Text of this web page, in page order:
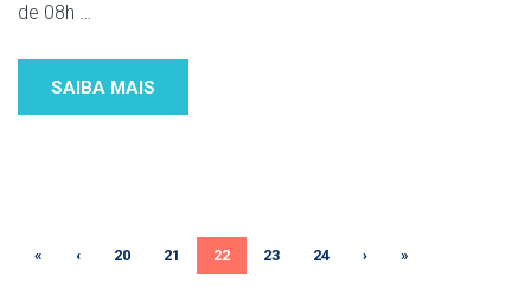
de 08h …
SAIBA MAIS
« ‹ 20 21 22 23 24 › »